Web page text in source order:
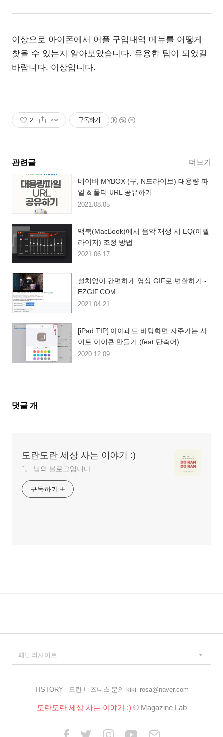
이상으로 아이폰에서 어플 구입내역 메뉴를 어떻게
찾을 수 있는지 알아보았습니다. 유용한 팁이 되었길
바랍니다. 이상입니다.
2 구독하기
관련글 더보기
네이버 MYBOX (구, N드라이브) 대용량 파
일 & 폴더 URL 공유하기
2021.08.05
맥북(MacBook)에서 음악 재생 시 EQ(이퀄
라이저) 조정 방법
2021.06.17
설치없이 간편하게 영상 GIF로 변환하기 -
EZGIF.COM
2021.04.21
[iPad TIP] 아이패드 바탕화면 자주가는 사
이트 아이콘 만들기 (feat.단축어)
2020.12.09
댓
댓글 개
도란도란 세상 사는 이야기 :)
˚。 님의 블로그입니다.
구독하기
TISTORY 도란 비즈니스 문의 kiki_rosa@naver.com
도란도란 세상 사는 이야기 :) © Magazine Lab